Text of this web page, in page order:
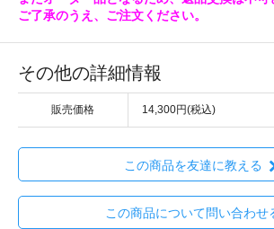
ご了承のうえ、ご注文ください。
その他の詳細情報
販売価格 14,300円(税込)
この商品を友達に教える
この商品について問い合わせ